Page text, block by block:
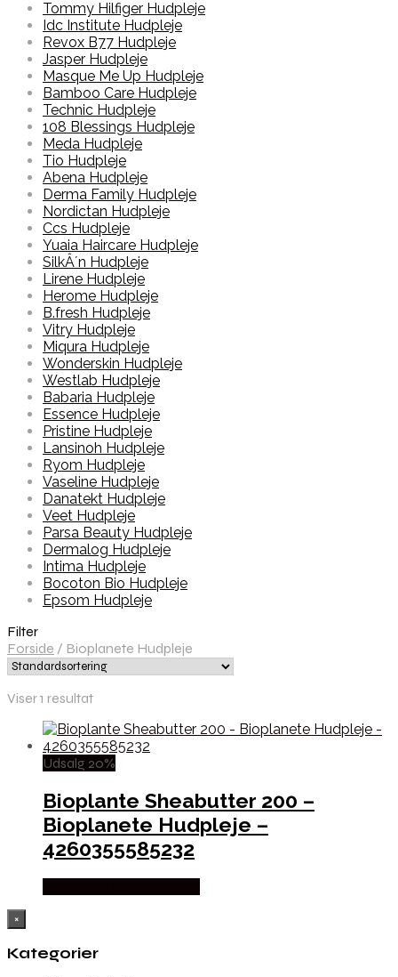
Tommy Hilfiger Hudpleje
Idc Institute Hudpleje
Revox B77 Hudpleje
Jasper Hudpleje
Masque Me Up Hudpleje
Bamboo Care Hudpleje
Technic Hudpleje
108 Blessings Hudpleje
Meda Hudpleje
Tio Hudpleje
Abena Hudpleje
Derma Family Hudpleje
Nordictan Hudpleje
Ccs Hudpleje
Yuaia Haircare Hudpleje
SilkÂ´n Hudpleje
Lirene Hudpleje
Herome Hudpleje
B.fresh Hudpleje
Vitry Hudpleje
Miqura Hudpleje
Wonderskin Hudpleje
Westlab Hudpleje
Babaria Hudpleje
Essence Hudpleje
Pristine Hudpleje
Lansinoh Hudpleje
Ryom Hudpleje
Vaseline Hudpleje
Danatekt Hudpleje
Veet Hudpleje
Parsa Beauty Hudpleje
Dermalog Hudpleje
Intima Hudpleje
Bocoton Bio Hudpleje
Epsom Hudpleje
Filter
Forside / Bioplanete Hudpleje
Viser 1 resultat
Udsalg 20%
Bioplante Sheabutter 200 –
Bioplanete Hudpleje –
4260355585232
×
Kategorier